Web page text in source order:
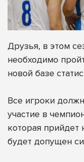
Друзья, в этом
необходимо
новой базе
Все игроки
участие в
которая прийдет
будет допущен